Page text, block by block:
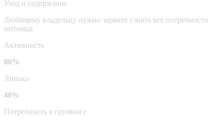
Уход и содержание
Любящему владельцу нужно заранее узнать все потребности
питомца
Активность
80%
Линька
40%
Потребность в груминге